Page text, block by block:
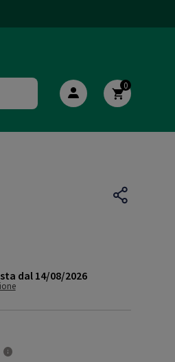
0
dal 14/08/2026